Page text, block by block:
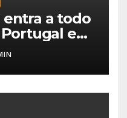
entra a todo
e
da UAE
Lisboa